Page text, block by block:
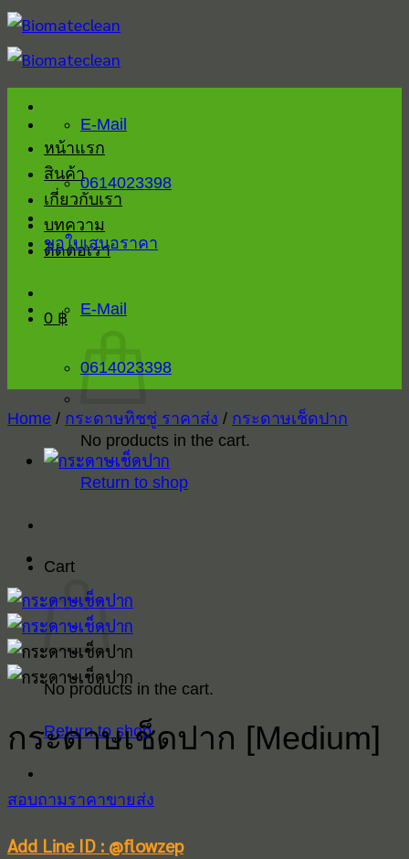
Skip
to
content
หน้าแรก
สินค้า
เกี่ยวกับเรา
บทความ
ติดต่อเรา
0 ฿
No products in the cart.
Return to shop
Cart
No products in the cart.
Return to shop
E-Mail
0614023398
ขอใบเสนอราคา
E-Mail
0614023398
Home / กระดาษทิชชู่ ราคาส่ง / กระดาษเช็ดปาก
กระดาษเช็ดปาก [Medium]
สอบถามราคาขายส่ง
Add Line ID : @flowzep